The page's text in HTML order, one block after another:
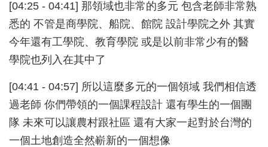
[04:25 - 04:41] 那領域也非常的多元 包含老師非常熟
悉的 不管是商學院、船院、館院 設計學院之外 其實
今年還有工學院、教育學院 或是以前非常少有的醫
學院也列入在其中了
[04:41 - 04:57] 所以這麼多元的一個領域 我們相信透
過老師 你們帶領的一個課程設計 還有學生的一個團
隊 未來可以讓農村跟社區 還有大家一起對於台灣的
一個土地創造全然嶄新的一個想像